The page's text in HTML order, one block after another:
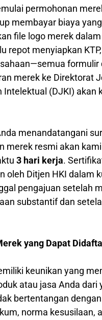
permohonan
membayar biaya
file logo merek
repot menyiapkan
formulir
merek ke Direktorat
Intelektual (DJKI) akan
menandatangani
merek resmi akan
3 hari kerja.
oleh Ditjen HKI dalam
pengajuan setelah
substantif dan
yang Dapat
keunikan yang
atau jasa Anda dari
bertentangan
norma kesusilaan,